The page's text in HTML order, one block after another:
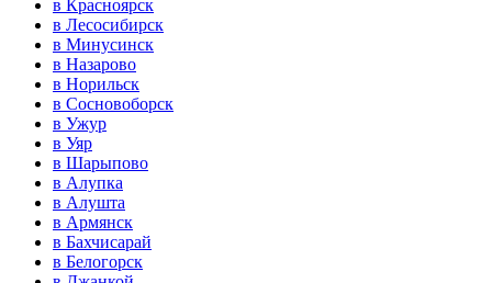
в Красноярск
в Лесосибирск
в Минусинск
в Назарово
в Норильск
в Сосновоборск
в Ужур
в Уяр
в Шарыпово
в Алупка
в Алушта
в Армянск
в Бахчисарай
в Белогорск